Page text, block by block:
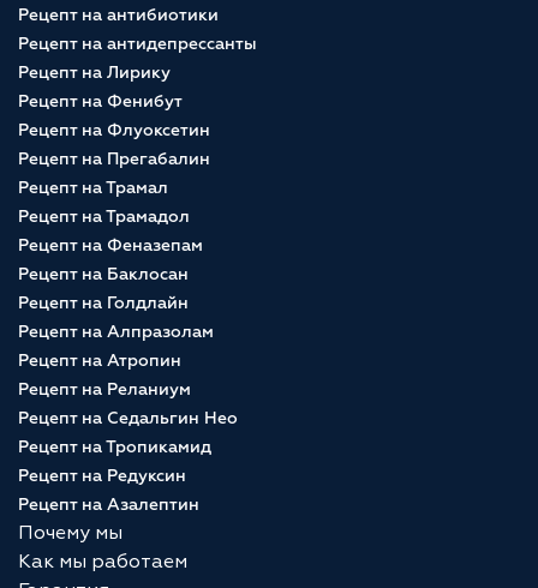
Рецепт на антибиотики
Рецепт на антидепрессанты
Рецепт на Лирику
Рецепт на Фенибут
Рецепт на Флуоксетин
Рецепт на Прегабалин
Рецепт на Трамал
Рецепт на Трамадол
Рецепт на Феназепам
Рецепт на Баклосан
Рецепт на Голдлайн
Рецепт на Алпразолам
Рецепт на Атропин
Рецепт на Реланиум
Рецепт на Седальгин Нео
Рецепт на Тропикамид
Рецепт на Редуксин
Рецепт на Азалептин
Почему мы
Как мы работаем